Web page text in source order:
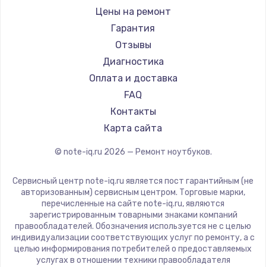
Ремонт ноутбуков iru
Ремонт ноутбуков Machenike
Ремонт ноутбуков DEXP
Ремонт ноутбуков Teclast
Ремонт ноутбуков CHUWI
Ремонт ноутбуков Colorful
Gigabyte
Aorus
Maibenben
Getac
Epson
Philips
LG
Panasonic
ZTE
Hiper
Evga
Google
Echips
Цены на ремонт
Гарантия
Отзывы
Диагностика
Оплата и доставка
FAQ
Контакты
Карта сайта
© note-iq.ru 2026 — Ремонт ноутбуков.
Сервисный центр note-iq.ru является пост гарантийным (не
авторизованным) сервисным центром. Торговые марки,
перечисленные на сайте note-iq.ru, являются
зарегистрированным товарными знаками компаний
правообладателей. Обозначения используется не с целью
индивидуализации соответствующих услуг по ремонту, а с
целью информирования потребителей о предоставляемых
услугах в отношении техники правообладателя